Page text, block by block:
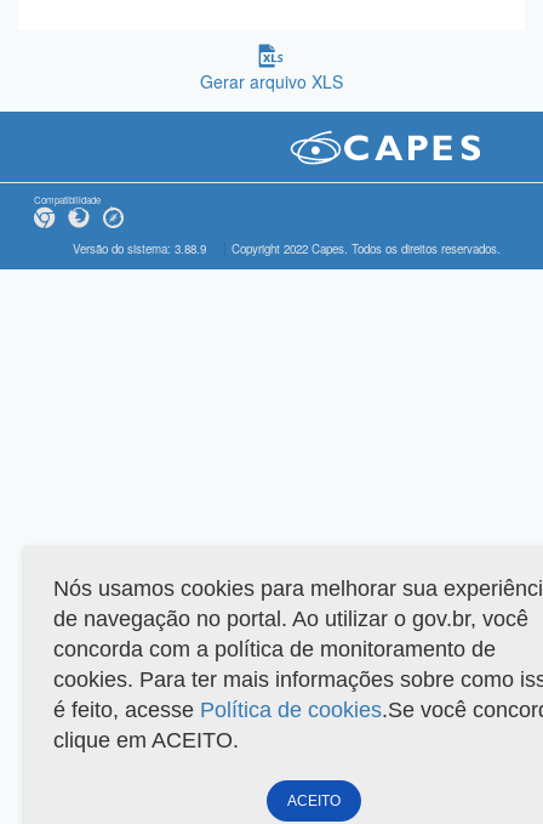
Gerar arquivo XLS
Compatibilidade
Versão do sistema: 3.88.9 Copyright 2022 Capes. Todos os direitos reservados.
Nós usamos cookies para melhorar sua
de navegação no portal. Ao utilizar o gov.br, você
concorda com a política de monitoramento de
cookies. Para ter mais informações sobre como
é feito, acesse Política de cookies.Se você
clique em ACEITO.
ACEITO